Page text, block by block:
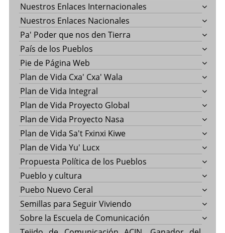
Nuestros Enlaces Internacionales
Nuestros Enlaces Nacionales
Pa' Poder que nos den Tierra
País de los Pueblos
Pie de Página Web
Plan de Vida Cxa' Cxa' Wala
Plan de Vida Integral
Plan de Vida Proyecto Global
Plan de Vida Proyecto Nasa
Plan de Vida Sa't Fxinxi Kiwe
Plan de Vida Yu' Lucx
Propuesta Política de los Pueblos
Pueblo y cultura
Puebo Nuevo Ceral
Semillas para Seguir Viviendo
Sobre la Escuela de Comunicación